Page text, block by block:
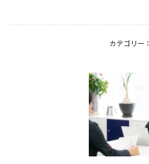
カテゴリー：